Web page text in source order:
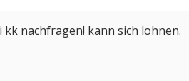
nachfragen! kann sich lohnen.